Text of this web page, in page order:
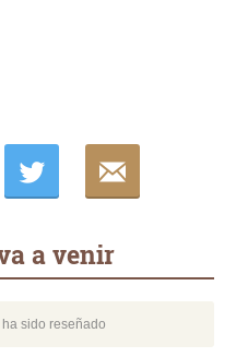
a venir
sido reseñado